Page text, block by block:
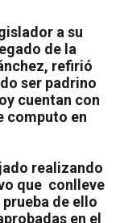
a su
de la
refirió
ser padrino
cuentan con
computo en
realizando
que conlleve
de ello
en el